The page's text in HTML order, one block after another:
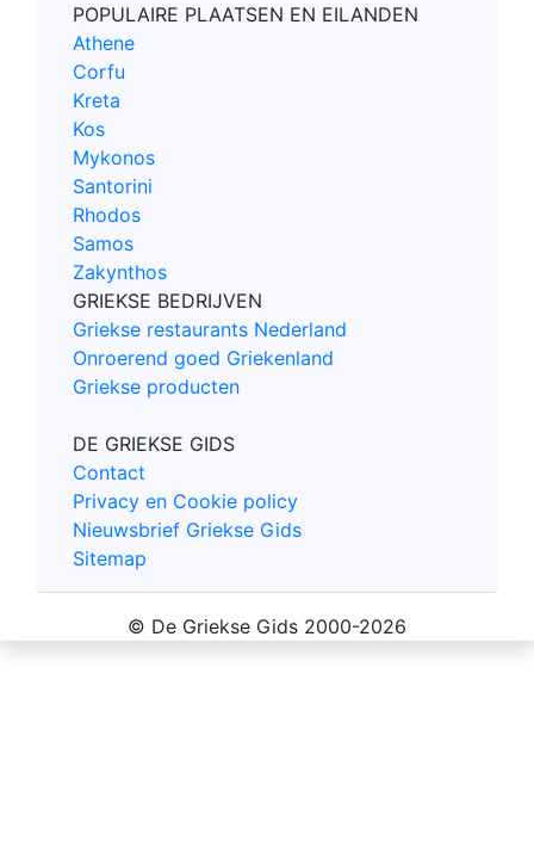
POPULAIRE PLAATSEN EN EILANDEN
Athene
Corfu
Kreta
Kos
Mykonos
Santorini
Rhodos
Samos
Zakynthos
GRIEKSE BEDRIJVEN
Griekse restaurants Nederland
Onroerend goed Griekenland
Griekse producten
DE GRIEKSE GIDS
Contact
Privacy en Cookie policy
Nieuwsbrief Griekse Gids
Sitemap
© De Griekse Gids 2000-2026